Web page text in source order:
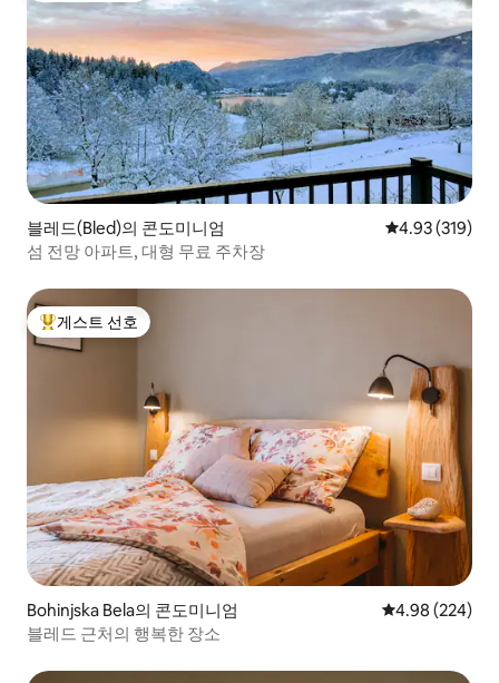
블레드(Bled)의 콘도미니엄 평점 4.93점(5
4.93 (319)
섬 전망 아파트, 대형 무료 주차장
상위 게스트 선호
게스트 선호
Bohinjska Bela의 콘도미니엄 평점 4.98점(5
4.98 (224)
블레드 근처의 행복한 장소